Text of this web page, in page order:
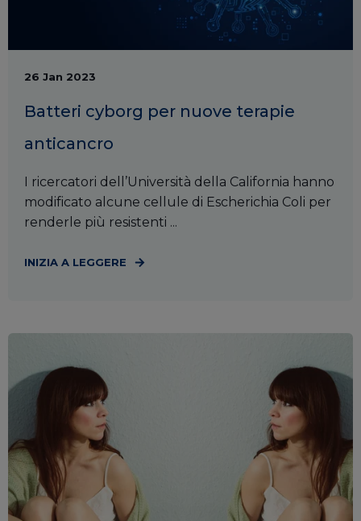
26 Jan 2023
Batteri cyborg per nuove terapie
anticancro
I ricercatori dell’Università della California hanno
modificato alcune cellule di Escherichia Coli per
renderle più resistenti ...
INIZIA A LEGGERE